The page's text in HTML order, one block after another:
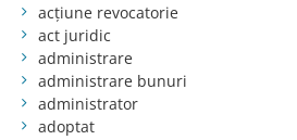
acțiune revocatorie
act juridic
administrare
administrare bunuri
administrator
adoptat